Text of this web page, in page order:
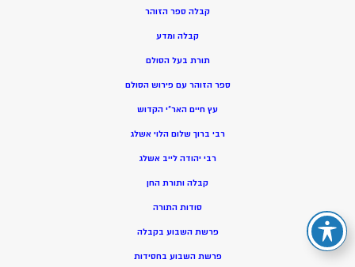
קבלה ספר הזוהר
קבלה ומדע
תורת בעל הסולם
ספר הזוהר עם פירוש הסולם
עץ חיים האר”י הקדוש
רבי ברוך שלום הלוי אשלג
רבי יהודה לייב אשלג
קבלה ותורת החן
סודות התורה
פרשת השבוע בקבלה
פרשת השבוע בחסידות